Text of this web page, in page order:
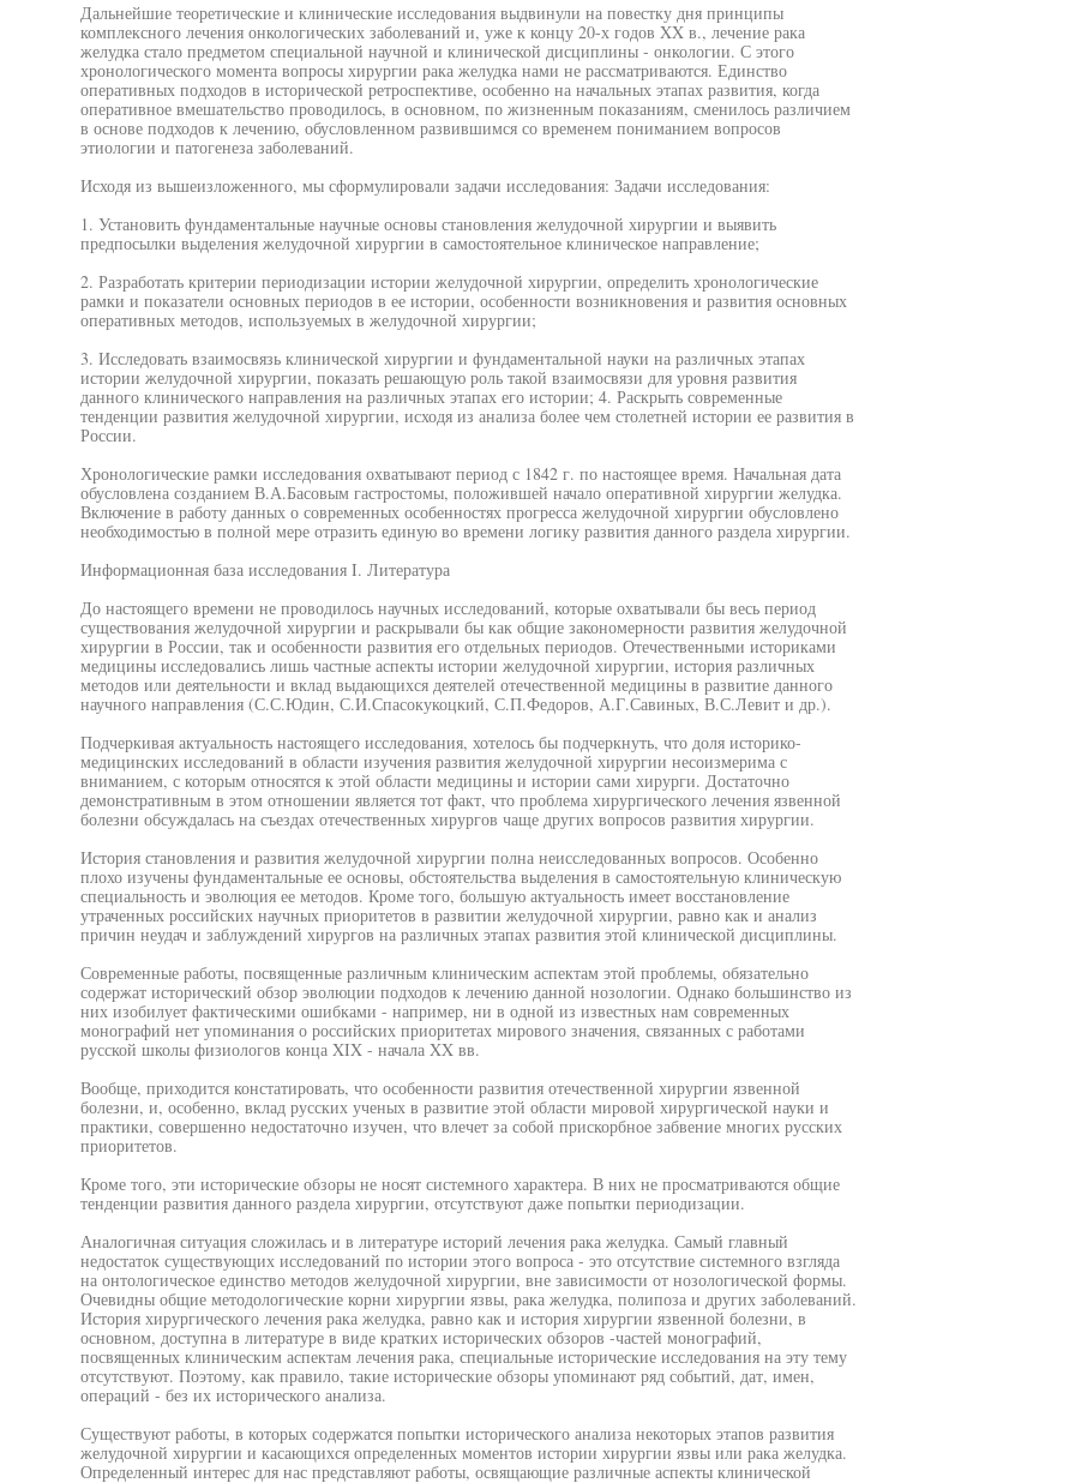
Дальнейшие теоретические и клинические исследования выдвинули на повестку дня принципы
комплексного лечения онкологических заболеваний и, уже к концу 20-х годов XX в., лечение рака
желудка стало предметом специальной научной и клинической дисциплины - онкологии. С этого
хронологического момента вопросы хирургии рака желудка нами не рассматриваются. Единство
оперативных подходов в исторической ретроспективе, особенно на начальных этапах развития, когда
оперативное вмешательство проводилось, в основном, по жизненным показаниям, сменилось различием
в основе подходов к лечению, обусловленном развившимся со временем пониманием вопросов
этиологии и патогенеза заболеваний.
Исходя из вышеизложенного, мы сформулировали задачи исследования: Задачи исследования:
1. Установить фундаментальные научные основы становления желудочной хирургии и выявить
предпосылки выделения желудочной хирургии в самостоятельное клиническое направление;
2. Разработать критерии периодизации истории желудочной хирургии, определить хронологические
рамки и показатели основных периодов в ее истории, особенности возникновения и развития основных
оперативных методов, используемых в желудочной хирургии;
3. Исследовать взаимосвязь клинической хирургии и фундаментальной науки на различных этапах
истории желудочной хирургии, показать решающую роль такой взаимосвязи для уровня развития
данного клинического направления на различных этапах его истории; 4. Раскрыть современные
тенденции развития желудочной хирургии, исходя из анализа более чем столетней истории ее развития в
России.
Хронологические рамки исследования охватывают период с 1842 г. по настоящее время. Начальная дата
обусловлена созданием В.А.Басовым гастростомы, положившей начало оперативной хирургии желудка.
Включение в работу данных о современных особенностях прогресса желудочной хирургии обусловлено
необходимостью в полной мере отразить единую во времени логику развития данного раздела хирургии.
Информационная база исследования I. Литература
До настоящего времени не проводилось научных исследований, которые охватывали бы весь период
существования желудочной хирургии и раскрывали бы как общие закономерности развития желудочной
хирургии в России, так и особенности развития его отдельных периодов. Отечественными историками
медицины исследовались лишь частные аспекты истории желудочной хирургии, история различных
методов или деятельности и вклад выдающихся деятелей отечественной медицины в развитие данного
научного направления (С.С.Юдин, С.И.Спасокукоцкий, С.П.Федоров, А.Г.Савиных, В.С.Левит и др.).
Подчеркивая актуальность настоящего исследования, хотелось бы подчеркнуть, что доля историко-
медицинских исследований в области изучения развития желудочной хирургии несоизмерима с
вниманием, с которым относятся к этой области медицины и истории сами хирурги. Достаточно
демонстративным в этом отношении является тот факт, что проблема хирургического лечения язвенной
болезни обсуждалась на съездах отечественных хирургов чаще других вопросов развития хирургии.
История становления и развития желудочной хирургии полна неисследованных вопросов. Особенно
плохо изучены фундаментальные ее основы, обстоятельства выделения в самостоятельную клиническую
специальность и эволюция ее методов. Кроме того, большую актуальность имеет восстановление
утраченных российских научных приоритетов в развитии желудочной хирургии, равно как и анализ
причин неудач и заблуждений хирургов на различных этапах развития этой клинической дисциплины.
Современные работы, посвященные различным клиническим аспектам этой проблемы, обязательно
содержат исторический обзор эволюции подходов к лечению данной нозологии. Однако большинство из
них изобилует фактическими ошибками - например, ни в одной из известных нам современных
монографий нет упоминания о российских приоритетах мирового значения, связанных с работами
русской школы физиологов конца XIX - начала XX вв.
Вообще, приходится констатировать, что особенности развития отечественной хирургии язвенной
болезни, и, особенно, вклад русских ученых в развитие этой области мировой хирургической науки и
практики, совершенно недостаточно изучен, что влечет за собой прискорбное забвение многих русских
приоритетов.
Кроме того, эти исторические обзоры не носят системного характера. В них не просматриваются общие
тенденции развития данного раздела хирургии, отсутствуют даже попытки периодизации.
Аналогичная ситуация сложилась и в литературе историй лечения рака желудка. Самый главный
недостаток существующих исследований по истории этого вопроса - это отсутствие системного взгляда
на онтологическое единство методов желудочной хирургии, вне зависимости от нозологической формы.
Очевидны общие методологические корни хирургии язвы, рака желудка, полипоза и других заболеваний.
История хирургического лечения рака желудка, равно как и история хирургии язвенной болезни, в
основном, доступна в литературе в виде кратких исторических обзоров -частей монографий,
посвященных клиническим аспектам лечения рака, специальные исторические исследования на эту тему
отсутствуют. Поэтому, как правило, такие исторические обзоры упоминают ряд событий, дат, имен,
операций - без их исторического анализа.
Существуют работы, в которых содержатся попытки исторического анализа некоторых этапов развития
желудочной хирургии и касающихся определенных моментов истории хирургии язвы или рака желудка.
Определенный интерес для нас представляют работы, освящающие различные аспекты клинической